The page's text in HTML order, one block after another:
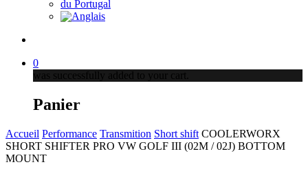
0
was successfully added to your cart.
Panier
Accueil Performance Transmition Short shift COOLERWORX
SHORT SHIFTER PRO VW GOLF III (02M / 02J) BOTTOM
MOUNT